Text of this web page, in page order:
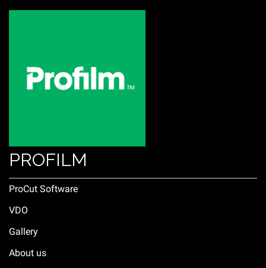
PROFILM
ProCut Software
VDO
Gallery
About us